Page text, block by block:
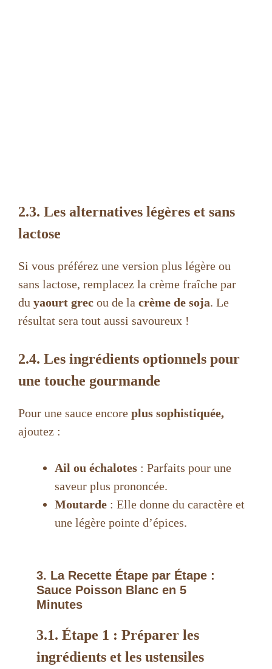
2.3. Les alternatives légères et sans
lactose
Si vous préférez une version plus légère ou
sans lactose, remplacez la crème fraîche par
du yaourt grec ou de la crème de soja. Le
résultat sera tout aussi savoureux !
2.4. Les ingrédients optionnels pour
une touche gourmande
Pour une sauce encore plus sophistiquée,
ajoutez :
Ail ou échalotes : Parfaits pour une
saveur plus prononcée.
Moutarde : Elle donne du caractère et
une légère pointe d’épices.
3. La Recette Étape par Étape :
Sauce Poisson Blanc en 5
Minutes
3.1. Étape 1 : Préparer les
ingrédients et les ustensiles